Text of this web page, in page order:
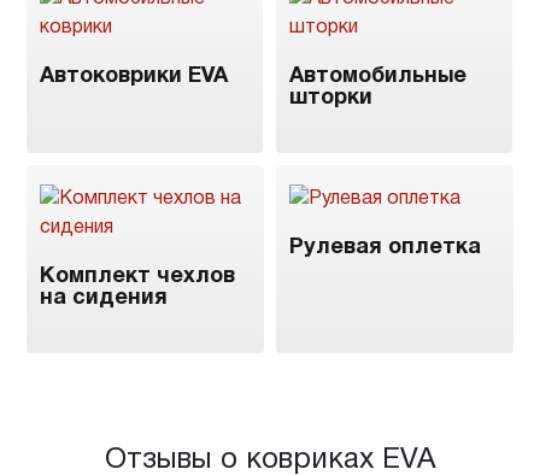
Автоковрики EVA
Автомобильные
шторки
Комплект чехлов
на сидения
Рулевая оплетка
Отзывы о ковриках EVA